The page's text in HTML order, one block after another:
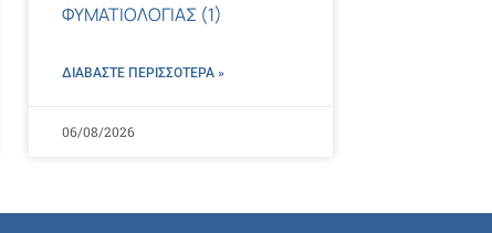
ΦΥΜΑΤΙΟΛΟΓΙΑΣ (1)
ΔΙΑΒΑΣΤΕ ΠΕΡΙΣΣΌΤΕΡΑ »
06/08/2026